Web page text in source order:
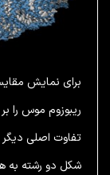
برای نمایش
ریبوزوم موس را